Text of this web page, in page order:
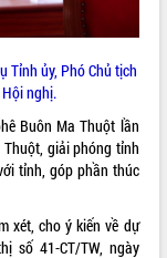
Tỉnh ủy, Phó Chủ tịch
nghị.
Buôn Ma Thuột lần
Thuột, giải phóng tỉnh
tỉnh, góp phần thúc
xét, cho ý kiến về dự
số 41-CT/TW, ngày